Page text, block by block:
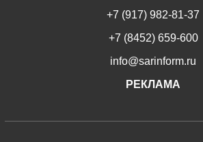
+7 (917) 982-81-37
+7 (8452) 659-600
info@sarinform.ru
РЕКЛАМА